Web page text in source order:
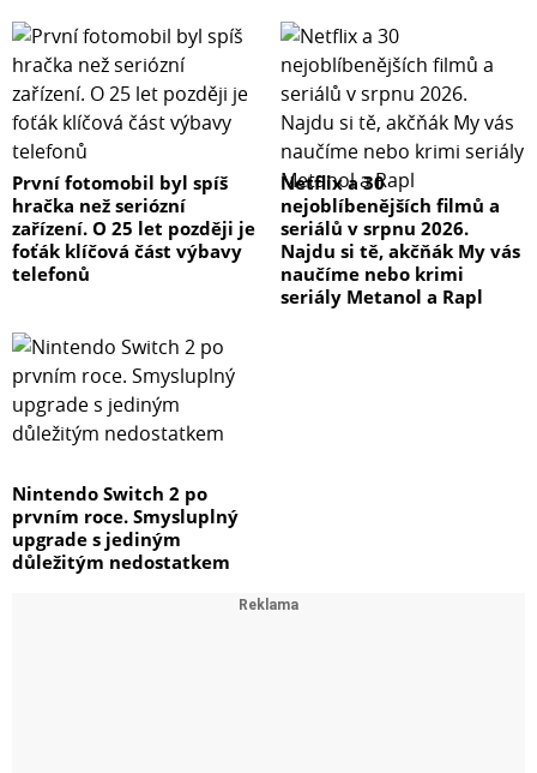
První fotomobil byl spíš
hračka než seriózní
zařízení. O 25 let později je
foťák klíčová část výbavy
telefonů
Netflix a 30
nejoblíbenějších filmů a
seriálů v srpnu 2026.
Najdu si tě, akčňák My vás
naučíme nebo krimi
seriály Metanol a Rapl
Nintendo Switch 2 po
prvním roce. Smysluplný
upgrade s jediným
důležitým nedostatkem